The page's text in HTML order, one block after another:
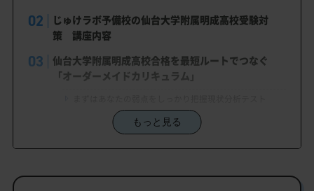
じゅけラボ予備校の仙台大学附属明成高校受験対
策 講座内容
仙台大学附属明成高校合格を最短ルートでつなぐ
「オーダーメイドカリキュラム」
あなただけの学習計画だから成果が出る！仙台大学附属
明成高校合格に向けた受験対策カリキュラム
もっと見る